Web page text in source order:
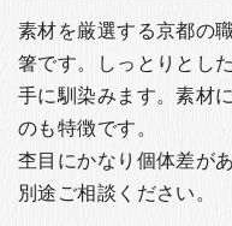
素材を厳選する京都の
箸です。しっとりとし
手に馴染みます。素材
のも特徴です。
杢目にかなり個体差が
別途ご相談ください。